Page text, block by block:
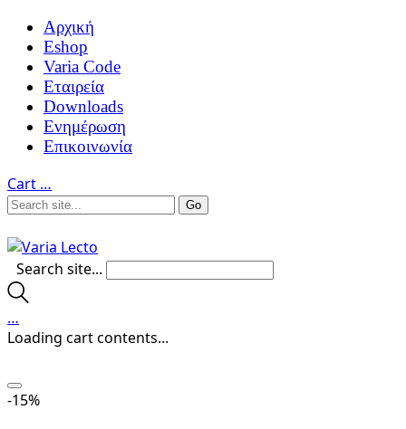
Αρχική
Eshop
Varia Code
Εταιρεία
Downloads
Ενημέρωση
Επικοινωνία
Cart …
Search site...
…
Loading cart contents...
-15%